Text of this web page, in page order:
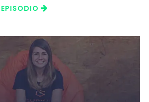
EPISODIO